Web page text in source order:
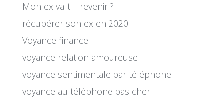
Mon ex va-t-il revenir ?
récupérer son ex en 2020
Voyance finance
voyance relation amoureuse
voyance sentimentale par téléphone
voyance au téléphone pas cher